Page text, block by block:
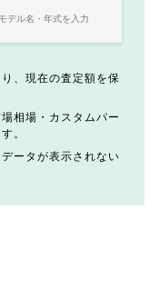
、現在の査定額を保
相場・カスタムパー
。
ータが表示されない